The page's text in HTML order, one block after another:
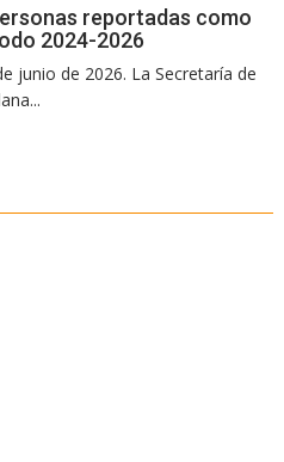
reportadas como
2024-2026
junio de 2026. La Secretaría de